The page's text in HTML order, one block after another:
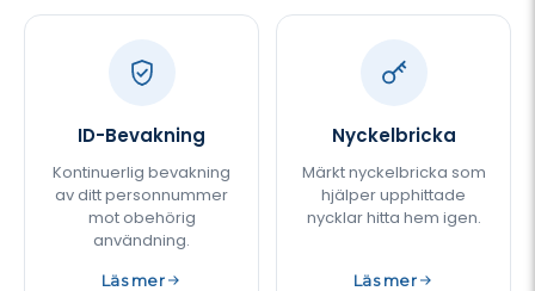
ID-Bevakning
Kontinuerlig bevakning
av ditt personnummer
mot obehörig
användning.
Läs mer
Nyckelbricka
Märkt nyckelbricka som
hjälper upphittade
nycklar hitta hem igen.
Läs mer